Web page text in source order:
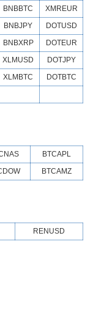
BNBBTC
XMREUR
BNBJPY
DOTUSD
BNBXRP
DOTEUR
XLMUSD
DOTJPY
XLMBTC
DOTBTC
BTCAPL
BTCAMZ
RENUSD